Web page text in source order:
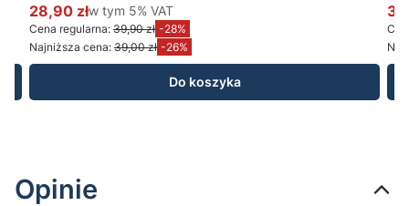
Cena promocyjna brutto
28,90 złw tym %s VAT
w tym 5% VAT
Cena regularna: 39,90 zł -28%
Najniższa cena: 39,00 zł -26%
Do koszyka
Opinie